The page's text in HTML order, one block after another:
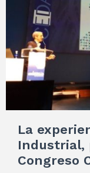
La
Industrial,
Congreso